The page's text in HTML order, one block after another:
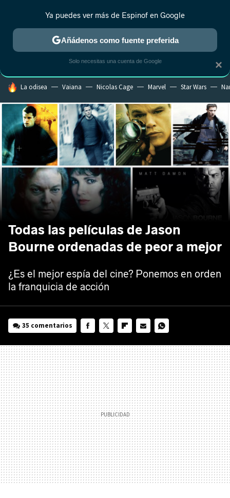
ESTRENOS REALITY ANIME RANKINGS CINE
HOY SE HABLA DE
La odisea Vaiana Nicolas Cage Marvel Star Wars
Todas las películas de Jason
Bourne ordenadas de peor a mejor
¿Es el mejor espía del cine? Ponemos en orden
la franquicia de acción
35 comentarios
MAIL
×
Ya puedes ver más de Espinof en Google
Añádenos como fuente preferida
Solo necesitas una cuenta de Google